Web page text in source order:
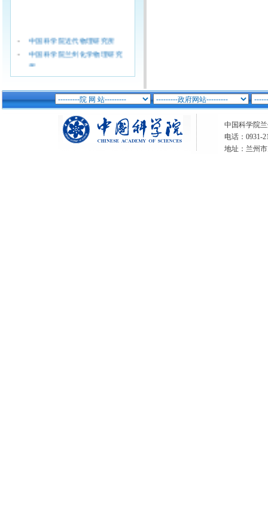
· 中国科学院近代物理研究所
·
中国科学院兰州化学物理研究
所
·
中国科学院西北生态环境资源
研究院（筹)
· 中国科学院青海盐湖研究所
中国科学院西北高原生物研究
中国科学院兰
电话：0931-
地址：兰州